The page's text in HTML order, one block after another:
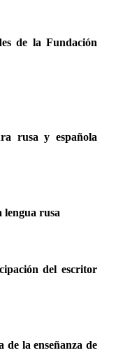
de la Fundación
rusa y española
lengua rusa
del escritor
de la enseñanza de